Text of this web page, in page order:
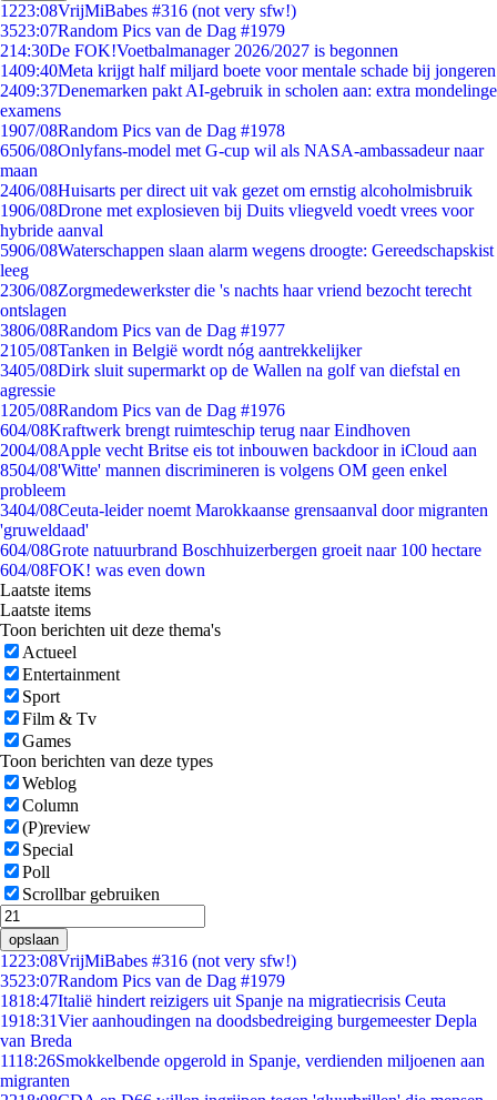
1223:08VrijMiBabes #316 (not very sfw!)
3523:07Random Pics van de Dag #1979
214:30De FOK!Voetbalmanager 2026/2027 is begonnen
1409:40Meta krijgt half miljard boete voor mentale schade bij jongeren
2409:37Denemarken pakt AI-gebruik in scholen aan: extra mondelinge
examens
1907/08Random Pics van de Dag #1978
6506/08Onlyfans-model met G-cup wil als NASA-ambassadeur naar
maan
2406/08Huisarts per direct uit vak gezet om ernstig alcoholmisbruik
1906/08Drone met explosieven bij Duits vliegveld voedt vrees voor
hybride aanval
5906/08Waterschappen slaan alarm wegens droogte: Gereedschapskist
leeg
2306/08Zorgmedewerkster die 's nachts haar vriend bezocht terecht
ontslagen
3806/08Random Pics van de Dag #1977
2105/08Tanken in België wordt nóg aantrekkelijker
3405/08Dirk sluit supermarkt op de Wallen na golf van diefstal en
agressie
1205/08Random Pics van de Dag #1976
604/08Kraftwerk brengt ruimteschip terug naar Eindhoven
2004/08Apple vecht Britse eis tot inbouwen backdoor in iCloud aan
8504/08'Witte' mannen discrimineren is volgens OM geen enkel
probleem
3404/08Ceuta-leider noemt Marokkaanse grensaanval door migranten
'gruweldaad'
604/08Grote natuurbrand Boschhuizerbergen groeit naar 100 hectare
604/08FOK! was even down
Laatste items
Laatste items
Toon berichten uit deze thema's
Actueel
Entertainment
Sport
Film & Tv
Games
Toon berichten van deze types
Weblog
Column
(P)review
Special
Poll
Scrollbar gebruiken
opslaan
1223:08VrijMiBabes #316 (not very sfw!)
3523:07Random Pics van de Dag #1979
1818:47Italië hindert reizigers uit Spanje na migratiecrisis Ceuta
1918:31Vier aanhoudingen na doodsbedreiging burgemeester Depla
van Breda
1118:26Smokkelbende opgerold in Spanje, verdienden miljoenen aan
migranten